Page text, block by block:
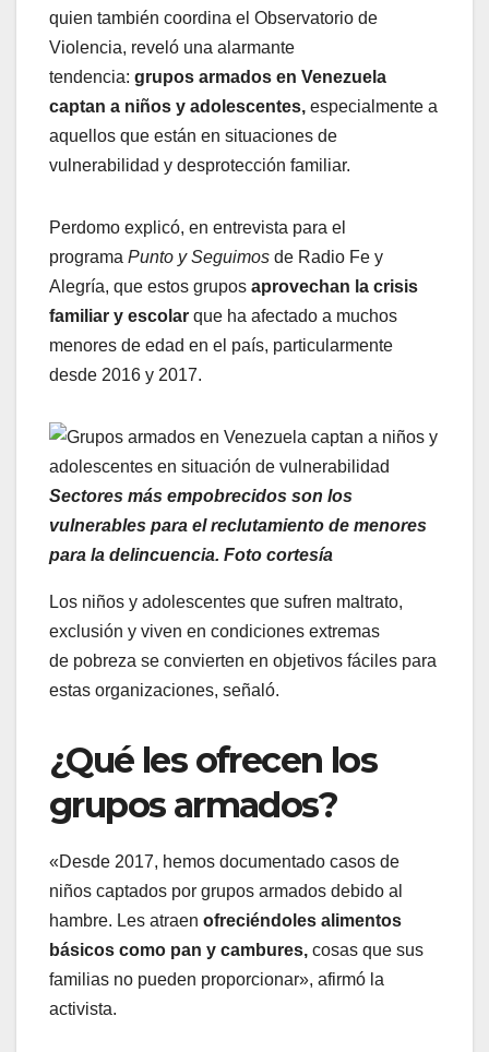
quien también coordina el Observatorio de
Violencia, reveló una alarmante
tendencia: grupos armados en Venezuela
captan a niños y adolescentes, especialmente a
aquellos que están en situaciones de
vulnerabilidad y desprotección familiar.
Perdomo explicó, en entrevista para el
programa Punto y Seguimos de Radio Fe y
Alegría, que estos grupos aprovechan la crisis
familiar y escolar que ha afectado a muchos
menores de edad en el país, particularmente
desde 2016 y 2017.
Sectores más empobrecidos son los
vulnerables para el reclutamiento de menores
para la delincuencia. Foto cortesía
Los niños y adolescentes que sufren maltrato,
exclusión y viven en condiciones extremas
de pobreza se convierten en objetivos fáciles para
estas organizaciones, señaló.
¿Qué les ofrecen los
grupos armados?
«Desde 2017, hemos documentado casos de
niños captados por grupos armados debido al
hambre. Les atraen ofreciéndoles alimentos
básicos como pan y cambures, cosas que sus
familias no pueden proporcionar», afirmó la
activista.